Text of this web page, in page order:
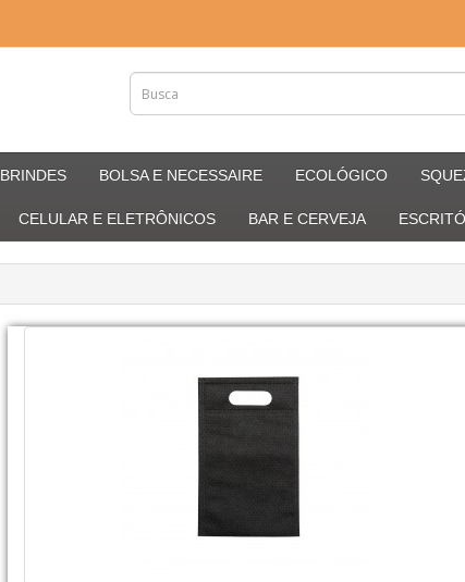
BRINDES BOLSA E NECESSAIRE ECOLÓGICO
CELULAR E ELETRÔNICOS BAR E CERVEJA